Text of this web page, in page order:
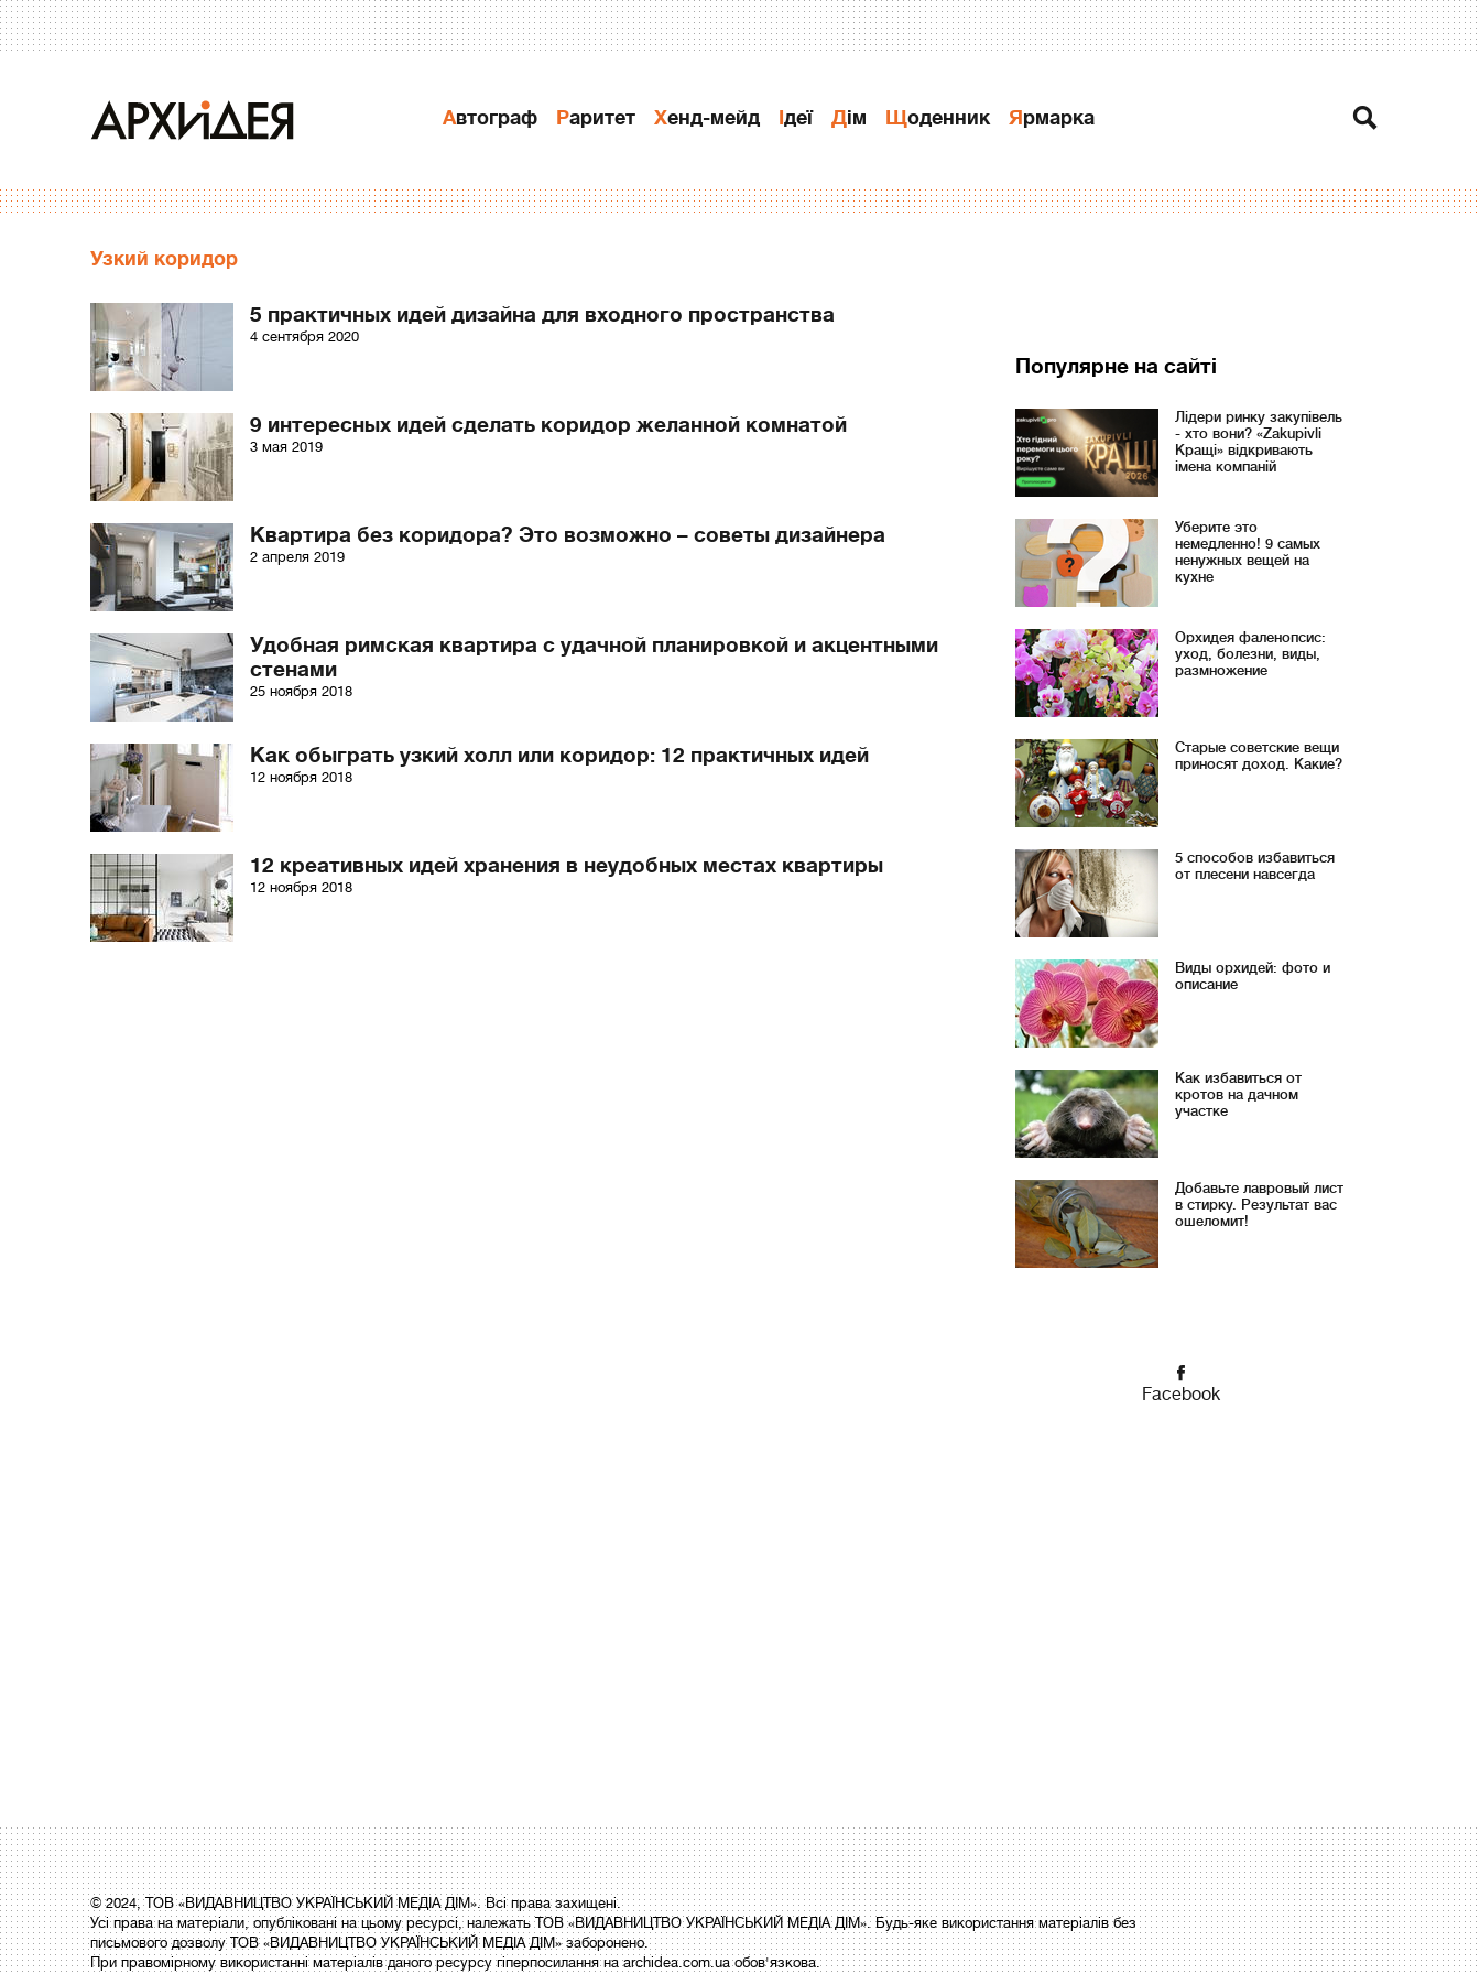
Автограф Раритет Хенд-мейд Ідеї Дiм Щоденник Ярмарка
Узкий коридор
5 практичных идей дизайна для входного пространства
4 сентября 2020
9 интересных идей сделать коридор желанной комнатой
3 мая 2019
Квартира без коридора? Это возможно – советы дизайнера
2 апреля 2019
Удобная римская квартира с удачной планировкой и акцентными
стенами
25 ноября 2018
Как обыграть узкий холл или коридор: 12 практичных идей
12 ноября 2018
12 креативных идей хранения в неудобных местах квартиры
12 ноября 2018
Популярне на сайті
Лідери ринку закупівель
- хто вони? «Zakupivli
Кращі» відкривають
імена компаній
Уберите это
немедленно! 9 самых
ненужных вещей на
кухне
Орхидея фаленопсис:
уход, болезни, виды,
размножение
Старые советские вещи
приносят доход. Какие?
5 способов избавиться
от плесени навсегда
Виды орхидей: фото и
описание
Как избавиться от
кротов на дачном
участке
Добавьте лавровый лист
в стирку. Результат вас
ошеломит!
Facebook
© 2024, ТОВ «ВИДАВНИЦТВО УКРАЇНСЬКИЙ МЕДІА ДІМ». Всі права захищені.
Усі права на матеріали, опубліковані на цьому ресурсі, належать ТОВ «ВИДАВНИЦТВО УКРАЇНСЬКИЙ МЕДІА ДІМ». Будь-яке використання матеріалів без
письмового дозволу ТОВ «ВИДАВНИЦТВО УКРАЇНСЬКИЙ МЕДІА ДІМ» заборонено.
При правомірному використанні матеріалів даного ресурсу гіперпосилання на archidea.com.ua обов'язкова.